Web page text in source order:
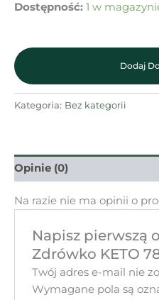
Dostępność: 1 w
Dodaj
Kategoria: Bez kategorii
Opinie (0)
Na razie nie ma opinii o
Napisz pierwszą
Zdrówko KETO
Twój adres e-mail nie
Wymagane pola są